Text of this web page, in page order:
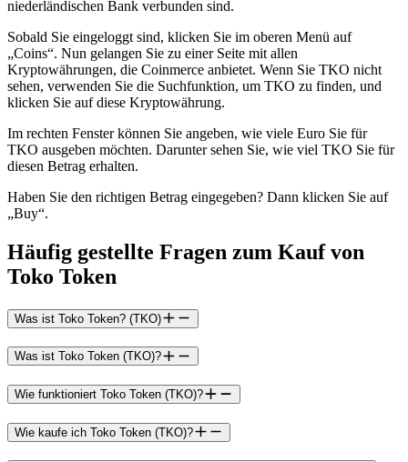
niederländischen Bank verbunden sind.
Sobald Sie eingeloggt sind, klicken Sie im oberen Menü auf
„Coins“. Nun gelangen Sie zu einer Seite mit allen
Kryptowährungen, die Coinmerce anbietet. Wenn Sie TKO nicht
sehen, verwenden Sie die Suchfunktion, um TKO zu finden, und
klicken Sie auf diese Kryptowährung.
Im rechten Fenster können Sie angeben, wie viele Euro Sie für
TKO ausgeben möchten. Darunter sehen Sie, wie viel TKO Sie für
diesen Betrag erhalten.
Haben Sie den richtigen Betrag eingegeben? Dann klicken Sie auf
„Buy“.
Häufig gestellte Fragen zum Kauf von
Toko Token
Was ist Toko Token? (TKO)
Was ist Toko Token (TKO)?
Wie funktioniert Toko Token (TKO)?
Wie kaufe ich Toko Token (TKO)?